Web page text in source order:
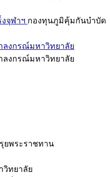
จุฬาฯ กองทุนภูมิคุ้มกันบำบัด
ลงกรณ์มหาวิทยาลัย
ลงกรณ์มหาวิทยาลัย
ยพระราชทาน
วิทยาลัย